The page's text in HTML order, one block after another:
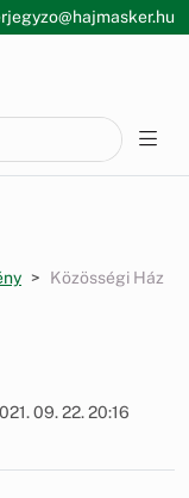
Közösségi Ház
09. 22. 20:16